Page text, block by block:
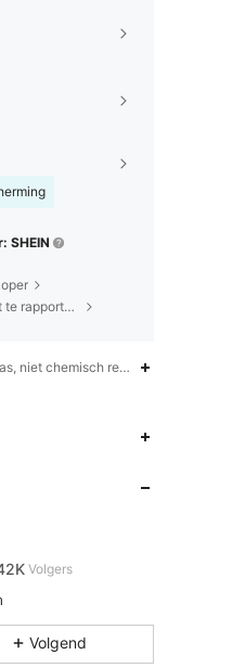
SHEIN
klik hier om deze verkoper en/of product te rapporteren.
niet chemisch reinigen
Volgers
Volgend